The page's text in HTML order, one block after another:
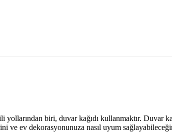
biri, duvar kağıdı kullanmaktır. Duvar
ve ev dekorasyonunuza nasıl uyum